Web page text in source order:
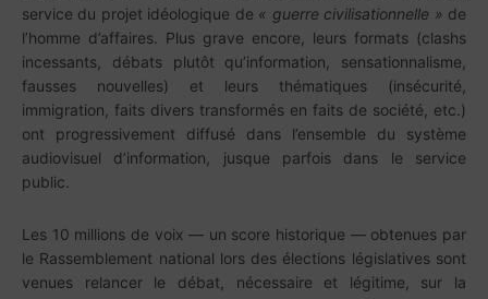
service du projet idéologique de « guerre civilisationnelle » de
l’homme d’affaires. Plus grave encore, leurs formats (clashs
incessants, débats plutôt qu’information, sensationnalisme,
fausses nouvelles) et leurs thématiques (insécurité,
immigration, faits divers transformés en faits de société, etc.)
ont progressivement diffusé dans l’ensemble du système
audiovisuel d’information, jusque parfois dans le service
public.
Les 10 millions de voix — un score historique — obtenues par
le Rassemblement national lors des élections législatives sont
venues relancer le débat, nécessaire et légitime, sur la